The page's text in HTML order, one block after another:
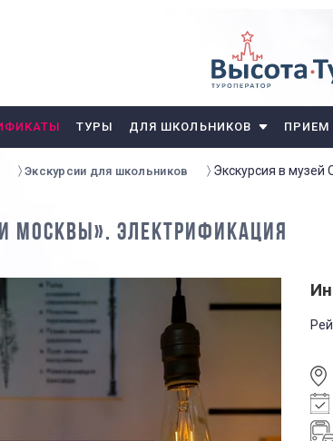
ТУРЫ ДЛЯ ШКОЛЬНИКОВ ПРИЕМ
Экскурсии для школьников Экскурсия в музей
МОСКВЫ». ЭЛЕКТРИФИКАЦИЯ